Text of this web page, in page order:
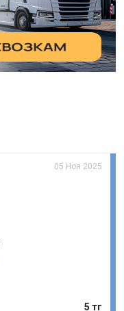
05 Ноя 2025
5 тг